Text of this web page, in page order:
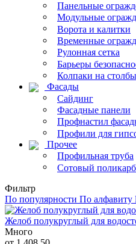
Панельные
Модульные
Ворота и калитки
Временные
Рулонная сетка
Барьеры
Колпаки на
Фасады
Сайдинг
Фасадные панели
Профнастил
Профили для
Прочее
Профильная труба
Сотовый
Фильтр
По популярности По алфавиту
Желоб полукруглый для
Много